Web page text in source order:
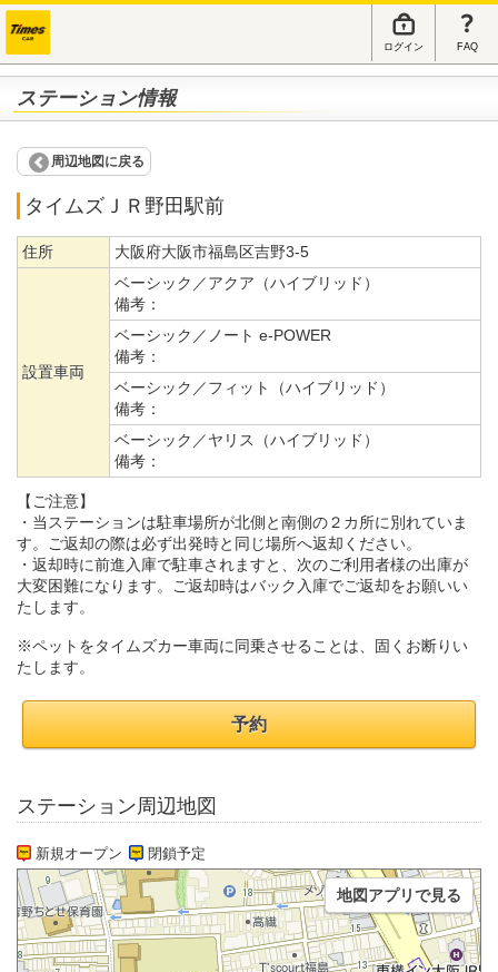
ログイン FAQ
ステーション情報
周辺地図に戻る
タイムズＪＲ野田駅前
住所 大阪府大阪市福島区吉野3-5
設置車両
ベーシック／アクア（ハイブリッド）
備考：
ベーシック／ノート e-POWER
備考：
ベーシック／フィット（ハイブリッド）
備考：
ベーシック／ヤリス（ハイブリッド）
備考：
【ご注意】
・当ステーションは駐車場所が北側と南側の２カ所に別れていま
す。ご返却の際は必ず出発時と同じ場所へ返却ください。
・返却時に前進入庫で駐車されますと、次のご利用者様の出庫が
大変困難になります。ご返却時はバック入庫でご返却をお願いい
たします。
※ペットをタイムズカー車両に同乗させることは、固くお断りい
たします。
予約
ステーション周辺地図
新規オープン 閉鎖予定
地図アプリで見る